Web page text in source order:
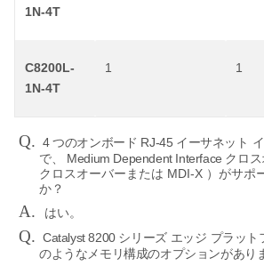
1N-4T
C8200L-
1N-4T
1 1
Q. 4つのオンボード RJ-45 イーサネット
で、
Medium Dependent Interface クロ
クロスオーバーまたは MDI-X ）がサポ
か？
A. はい。
Q. Catalyst 8200 シリーズ エッジ プラット
のようなメモリ構成のオプションがあり